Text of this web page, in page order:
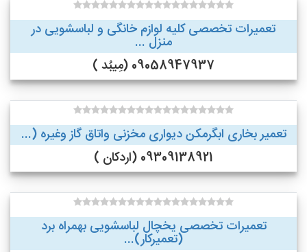
تعمیرات تخصصی کلیه لوازم خانگی و لباسشویی در
منزل ...
09058947937 (مِیبُد )
تعمیر بخاری ابگرمکن دیواری مخزنی واتاق گاز وغیره (...
09309138921 (اردکان )
تعمیرات تخصصی یخچال لباسشویی بهمراه برد
(تعمیرکار)...